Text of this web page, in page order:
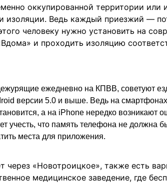
оккупированной территории или
изоляции. Ведь каждый приезжий —
человеку нужно установить на
и проходить изоляцию
ежедневно на КПВВ, советуют
версии 5.0 и выше. Ведь на
а на iPhone нередко возникают
учесть, что память телефона не должна
места для приложения.
через «Новотроицкое», также есть
медицинское заведение, где